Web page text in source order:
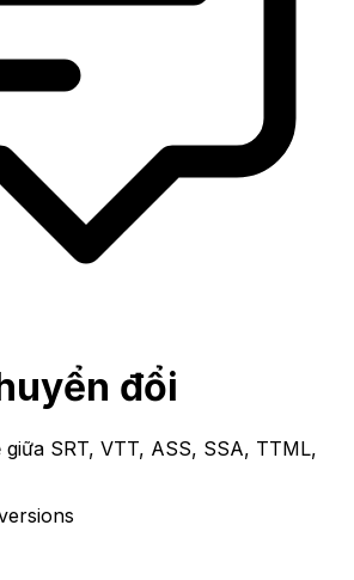
đổi
SRT, VTT, ASS, SSA, TTML,